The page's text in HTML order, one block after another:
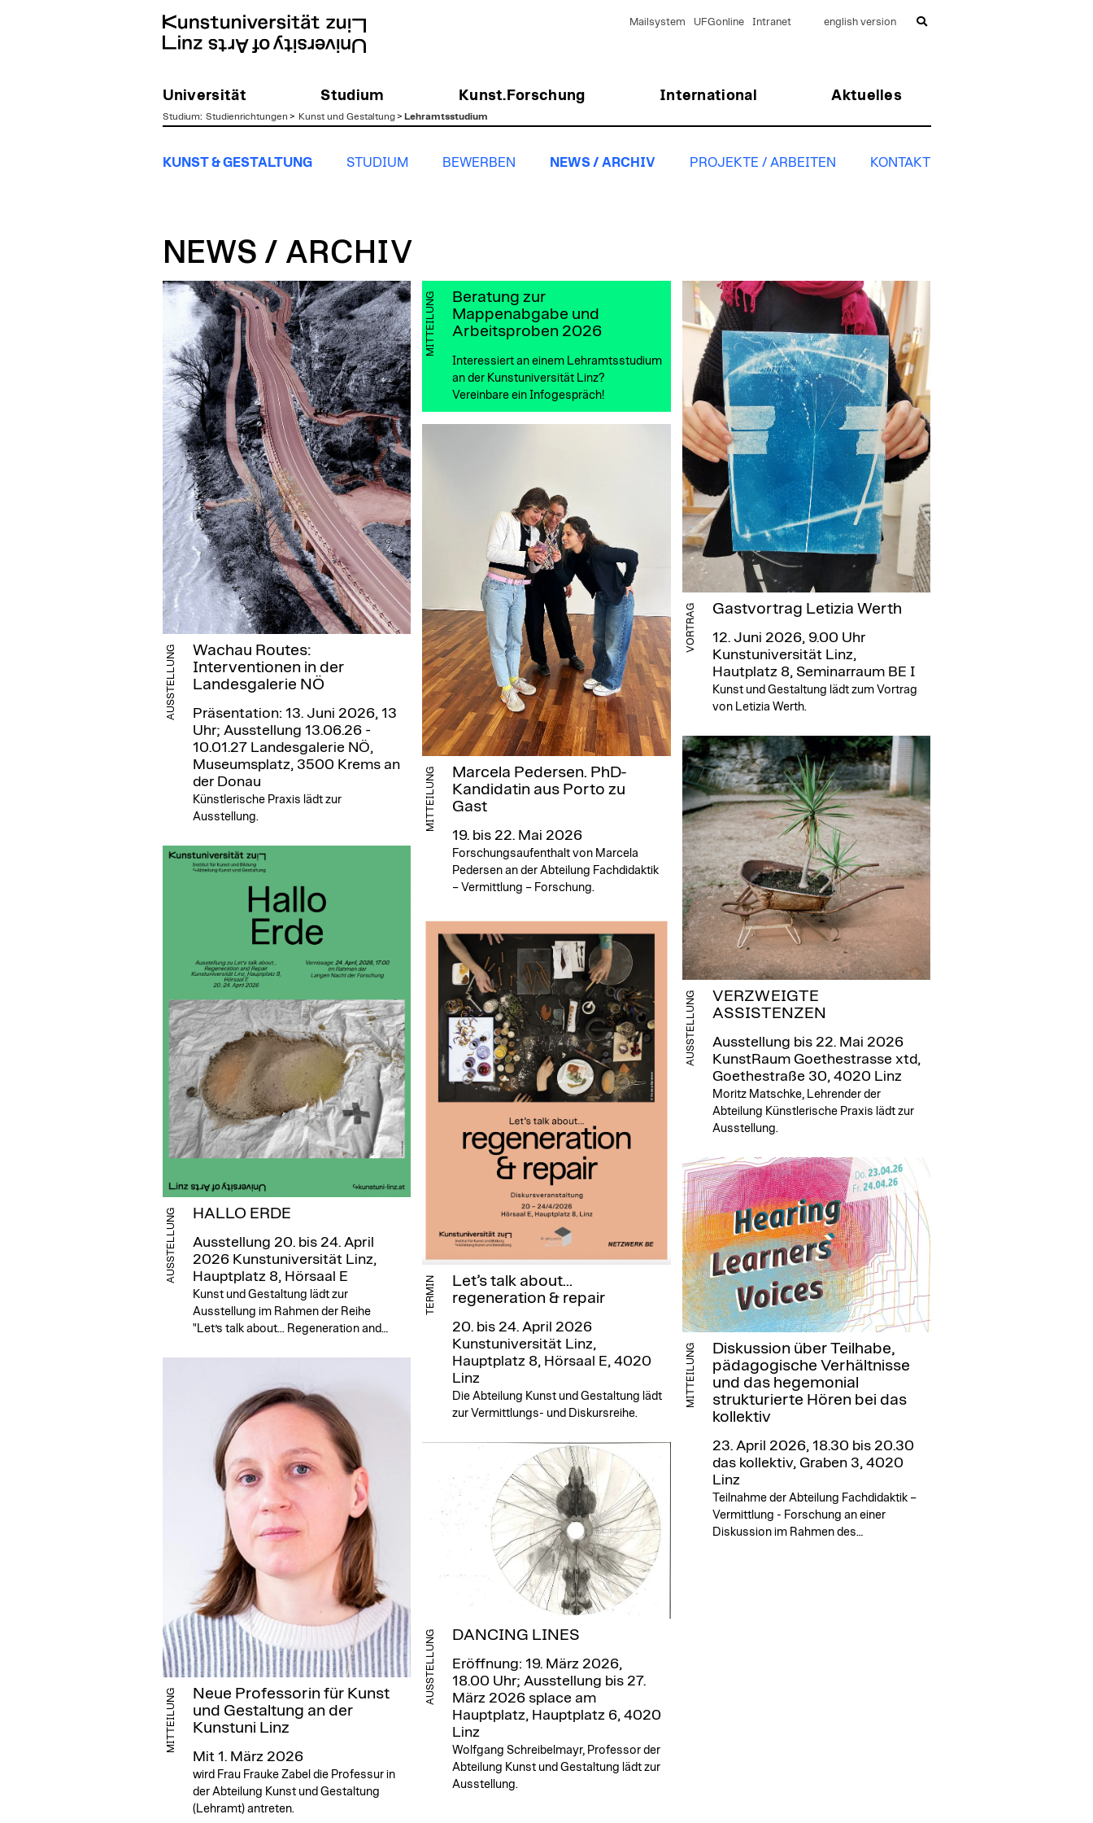
Universität Studium Kunst.Forschung International Aktuelles
Mailsystem UFGonline Intranet english version
Studium: Studienrichtungen > Kunst und Gestaltung> Lehramtsstudium
KUNST & GESTALTUNG STUDIUM BEWERBEN NEWS / ARCHIV PROJEKTE / ARBEITEN KONTAKT
NEWS / ARCHIV
AUSSTELLUNG
Wachau Routes:
Interventionen in der
Landesgalerie NÖ
Präsentation: 13. Juni 2026, 13
Uhr; Ausstellung 13.06.26 -
10.01.27Landesgalerie NÖ,
Museumsplatz, 3500 Krems an
der Donau
Künstlerische Praxis lädt zur
Ausstellung.
MITTEILUNG
Beratung zur
Mappenabgabe und
Arbeitsproben 2026
Interessiert an einem Lehramtsstudium
an der Kunstuniversität Linz?
Vereinbare ein Infogespräch!
VORTRAG Gastvortrag Letizia Werth
12. Juni 2026, 9.00 Uhr
Kunstuniversität Linz,
Hautplatz 8, Seminarraum BE I
Kunst und Gestaltung lädt zum Vortrag
von Letizia Werth.
MITTEILUNG
Marcela Pedersen. PhD-
Kandidatin aus Porto zu
Gast
19. bis 22. Mai 2026
Forschungsaufenthalt von Marcela
Pedersen an der Abteilung Fachdidaktik
– Vermittlung – Forschung.
AUSSTELLUNG
VERZWEIGTE
ASSISTENZEN
Ausstellung bis 22. Mai 2026
KunstRaum Goethestrasse xtd,
Goethestraße 30, 4020 Linz
Moritz Matschke, Lehrender der
Abteilung Künstlerische Praxis lädt zur
Ausstellung.
AUSSTELLUNG HALLO ERDE
Ausstellung 20. bis 24. April
2026Kunstuniversität Linz,
Hauptplatz 8, Hörsaal E
Kunst und Gestaltung lädt zur
Ausstellung im Rahmen der Reihe
"Let’s talk about... Regeneration and…
TERMIN
Let’s talk about...
regeneration & repair
20. bis 24. April 2026
Kunstuniversität Linz,
Hauptplatz 8, Hörsaal E, 4020
Linz
Die Abteilung Kunst und Gestaltung lädt
zur Vermittlungs- und Diskursreihe.
MITTEILUNG
Diskussion über Teilhabe,
pädagogische Verhältnisse
und das hegemonial
strukturierte Hören bei das
kollektiv
23. April 2026, 18.30 bis 20.30
das kollektiv, Graben 3, 4020
Linz
Teilnahme der Abteilung Fachdidaktik –
Vermittlung - Forschung an einer
Diskussion im Rahmen des…
MITTEILUNG
Neue Professorin für Kunst
und Gestaltung an der
Kunstuni Linz
Mit 1. März 2026
wird Frau Frauke Zabel die Professur in
der Abteilung Kunst und Gestaltung
(Lehramt) antreten.
AUSSTELLUNG DANCING LINES
Eröffnung: 19. März 2026,
18.00 Uhr; Ausstellung bis 27.
März 2026 splace am
Hauptplatz, Hauptplatz 6, 4020
Linz
Wolfgang Schreibelmayr, Professor der
Abteilung Kunst und Gestaltung lädt zur
Ausstellung.